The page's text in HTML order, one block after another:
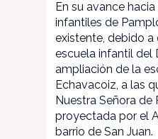
En su avance
infantiles de
existente, debido
escuela infantil del
ampliación de la
Echavacoiz, a las
Nuestra Señora de
proyectada por el
barrio de San Juan.